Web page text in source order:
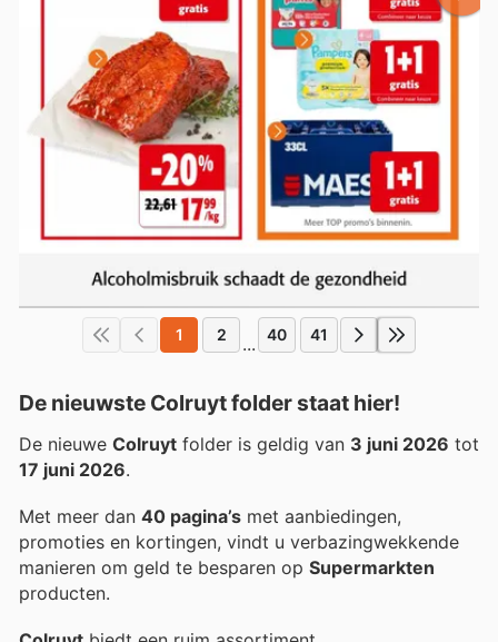
1 2 ... 40 41
De nieuwste Colruyt folder staat hier!
De nieuwe Colruyt folder is geldig van 3 juni 2026 tot
17 juni 2026.
Met meer dan 40 pagina’s met aanbiedingen,
promoties en kortingen, vindt u verbazingwekkende
manieren om geld te besparen op Supermarkten
producten.